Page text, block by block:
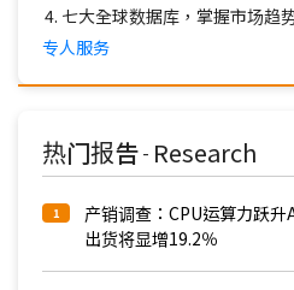
七大全球数据库，掌握市场趋
专人服务
热门报告 - Research
1
产销调查：CPU运算力跃
出货将显增19.2％